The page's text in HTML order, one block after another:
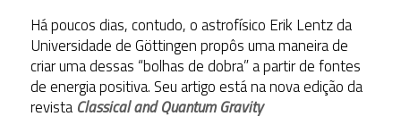
Há poucos dias, contudo, o astrofísico Erik Lentz da
Universidade de Göttingen propôs uma maneira de
criar uma dessas “bolhas de dobra” a partir de fontes
de energia positiva. Seu artigo está na nova edição da
revista Classical and Quantum Gravity